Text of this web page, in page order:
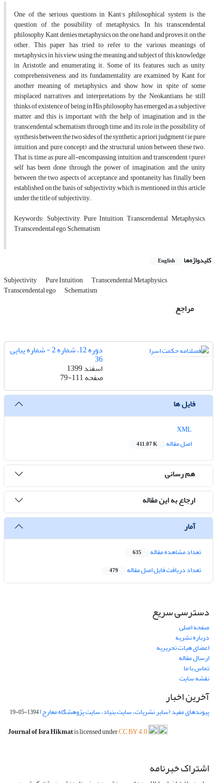
One of the serious questions in Kant's philosophical system is the
question of the possibility of metaphysics; In his transcendental
philosophy, Kant denies metaphysics on the one hand and proves it on the
other. This paper has tried to refer to the various meanings of
metaphysics in his view, using the meaning and subject of this knowledge
in Aristotle and enumerating it. Some of its features, such as unity,
comprehensiveness, and its fundamentality, are examined by Kant for
another meaning of metaphysics, and show how, in spite of some
misplaced narratives and interpretations by the Neokantians, he still
thinks of existence of being in His philosophy has emerged as a subjective
matter, and this is important with the help of imagination and in the
transcendental schematism through time and its role in the possibility of
synthesis between the two sides of the synthetic a priori judgment (ie pure
intuition and pure concept) and the structural union between these two.
That is, time as pure all-encompassing intuition and transcendent (pure)
self has been done through the power of imagination, and the unity
between the two aspects of acceptance and spontaneity has finally been
established on the basis of subjectivity, which is mentioned in this article
under the title of subjectivity.
Keywords: Subjectivity, Pure Intuition, Transcendental Metaphysics,
Transcendental ego, Schematism
کلیدواژه‌ها English
Subjectivity Pure Intuition Transcendental Metaphysics
Transcendental ego Schematism
مراجع
دوره 12، شماره 2 - شماره پیاپی
36
اسفند 1399
صفحه79-111
فایل ها
اصل مقاله
411.07 K
هم رسانی
ارجاع به این مقاله
آمار
تعداد مشاهده مقاله 635
تعداد دریافت فایل اصل مقاله 479
دسترسی سریع
صفحه اصلی
درباره نشریه
اعضای هیات تحریریه
ارسال مقاله
تماس با ما
نقشه سایت
آخرین اخبار
پیوندهای مفید (سایر نشریات، سایت بنیاد، سایت پژوهشگاه معارج)1394-05-19
Journal of Isra Hikmatis licensed underCC BY 4.0
اشتراک خبرنامه